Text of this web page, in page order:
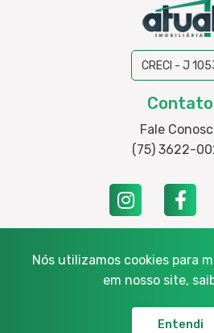
Nós utilizamos cookies para
em nosso site,
Entendi
CRECI - J
Contato
Fale
(75) 3622-
Mônica, CEP: